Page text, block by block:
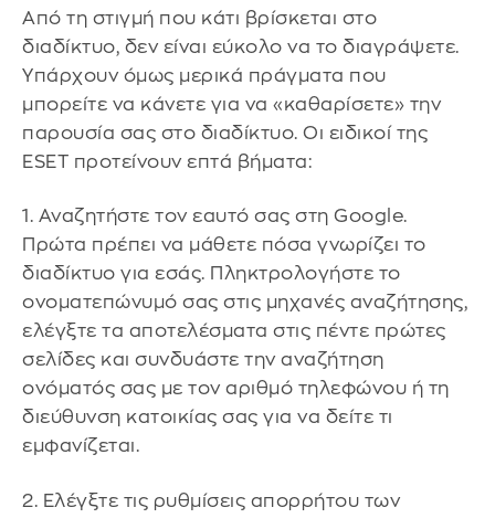
Από τη στιγμή που κάτι βρίσκεται στο
διαδίκτυο, δεν είναι εύκολο να το διαγράψετε.
Υπάρχουν όμως μερικά πράγματα που
μπορείτε να κάνετε για να «καθαρίσετε» την
παρουσία σας στο διαδίκτυο. Οι ειδικοί της
ESET προτείνουν επτά βήματα:
1. Αναζητήστε τον εαυτό σας στη Google.
Πρώτα πρέπει να μάθετε πόσα γνωρίζει το
διαδίκτυο για εσάς. Πληκτρολογήστε το
ονοματεπώνυμό σας στις μηχανές αναζήτησης,
ελέγξτε τα αποτελέσματα στις πέντε πρώτες
σελίδες και συνδυάστε την αναζήτηση
ονόματός σας με τον αριθμό τηλεφώνου ή τη
διεύθυνση κατοικίας σας για να δείτε τι
εμφανίζεται.
2. Ελέγξτε τις ρυθμίσεις απορρήτου των